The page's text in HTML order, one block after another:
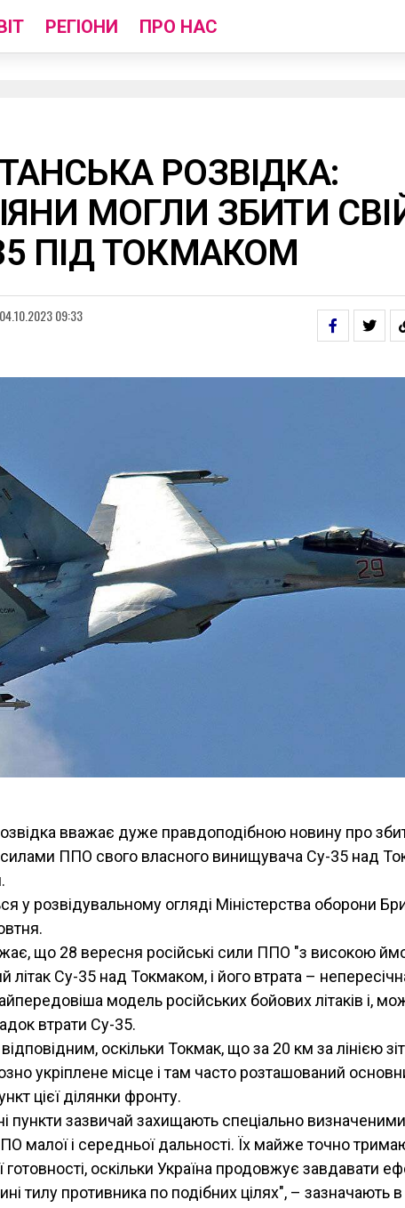
РЕГІОНИ ПРО НАС
РОЗВІДКА:
МОГЛИ ЗБИТИ
ПІД ТОКМАКОМ
04.10.2023 09:33
вважає дуже правдоподібною новину про
ППО свого власного винищувача Су-35 над
у розвідувальному огляді Міністерства оборони
що 28 вересня російські сили ППО "з високою
літак Су-35 над Токмаком, і його втрата –
модель російських бойових літаків і,
втрати Су-35.
відповідним, оскільки Токмак, що за 20 км за лінією
укріплене місце і там часто розташований
цієї ділянки фронту.
пункти зазвичай захищають спеціально
малої і середньої дальності. Їх майже точно
оскільки Україна продовжує завдавати
тилу противника по подібних цілях", – зазначають в